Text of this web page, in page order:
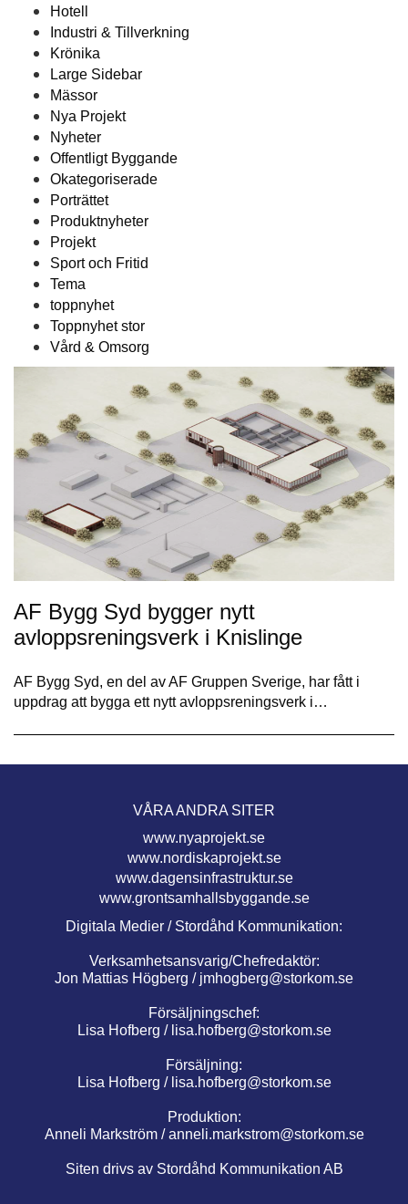
Hotell
Industri & Tillverkning
Krönika
Large Sidebar
Mässor
Nya Projekt
Nyheter
Offentligt Byggande
Okategoriserade
Porträttet
Produktnyheter
Projekt
Sport och Fritid
Tema
toppnyhet
Toppnyhet stor
Vård & Omsorg
AF Bygg Syd bygger nytt
avloppsreningsverk i Knislinge
AF Bygg Syd, en del av AF Gruppen Sverige, har fått i
uppdrag att bygga ett nytt avloppsreningsverk i…
VÅRA ANDRA SITER
www.nyaprojekt.se
www.nordiskaprojekt.se
www.dagensinfrastruktur.se
www.grontsamhallsbyggande.se
Digitala Medier / Stordåhd Kommunikation:
Verksamhetsansvarig/Chefredaktör:
Jon Mattias Högberg / jmhogberg@storkom.se
Försäljningschef:
Lisa Hofberg / lisa.hofberg@storkom.se
Försäljning:
Lisa Hofberg / lisa.hofberg@storkom.se
Produktion:
Anneli Markström /anneli.markstrom@storkom.se
Siten drivs av Stordåhd Kommunikation AB